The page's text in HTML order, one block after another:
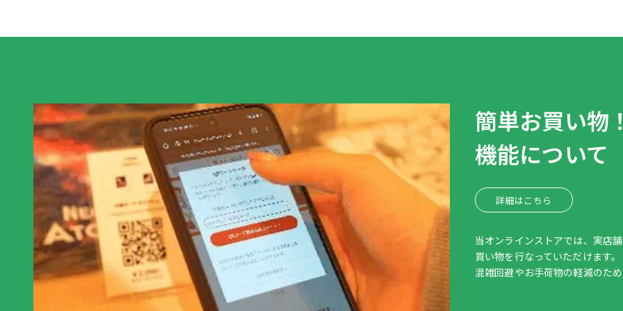
簡単お買い物
機能について
詳細はこちら
当オンラインストアでは、実店
買い物を行なっていただけます。
混雑回避やお手荷物の軽減のた